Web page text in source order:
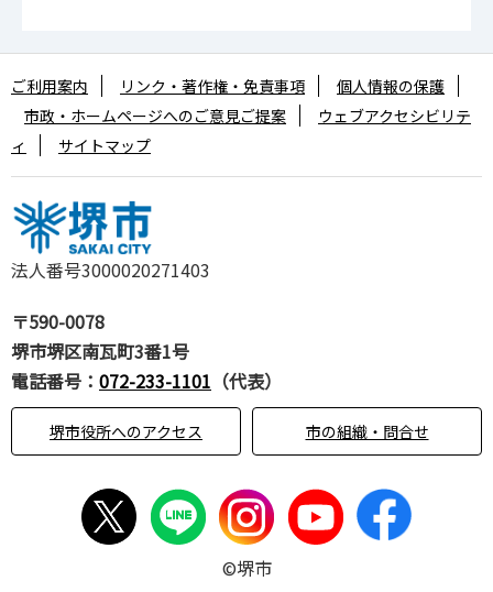
法人番号3000020271403
〒590-0078
堺市堺区南瓦町3番1号
電話番号： 072-233-1101 （代表）
堺市役所へのアクセス 市の組織・問合せ
ご利用案内 リンク・著作権・免責事項
個人情報の保護
市政・ホームページへのご意見ご提案
ウェブアクセシビリテ
ィ
サイトマップ
©堺市